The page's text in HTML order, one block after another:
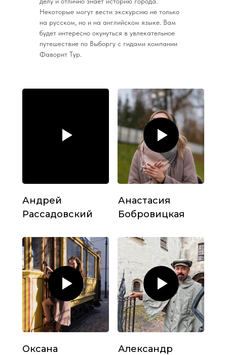
Некоторые могут вести экскурсию не только
на русском, но и на английском языке. Вам
будет интересно окунуться в увлекательное
путешествие по Выборгу с гидами компании
Фаворит Тур.
Андрей
Рассадовский
Оксана
Александр
Анастасия
Бобровицкая